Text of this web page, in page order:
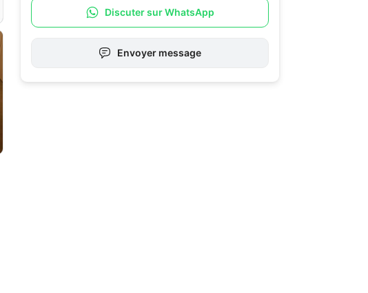
Discuter sur WhatsApp
Envoyer message